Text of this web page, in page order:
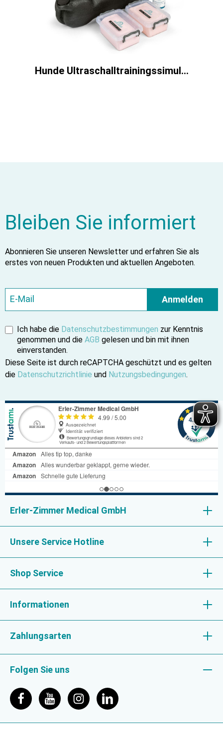
Hunde Ultraschalltrainingssimulator "Lillie"
Bleiben Sie informiert
Abonnieren Sie unseren Newsletter und erfahren Sie als
erstes von neuen Produkten und aktuellen Angeboten.
Anmelden
Ich habe die Datenschutzbestimmungen zur Kenntnis
genommen und die AGB gelesen und bin mit ihnen
einverstanden.
Diese Seite ist durch reCAPTCHA geschützt und es gelten
die Datenschutzrichtlinie und Nutzungsbedingungen.
Erler-Zimmer Medical GmbH
Unsere Service Hotline
Shop Service
Informationen
Zahlungsarten
Folgen Sie uns